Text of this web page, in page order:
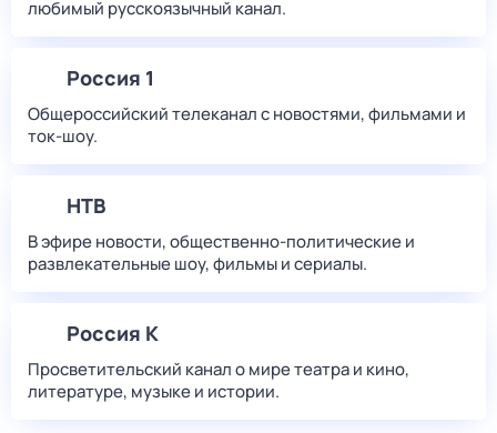
любимый русскоязычный канал.
Россия 1
Общероссийский телеканал с новостями, фильмами и
ток-шоу.
НТВ
В эфире новости, общественно-политические и
развлекательные шоу, фильмы и сериалы.
Россия К
Просветительский канал о мире театра и кино,
литературе, музыке и истории.